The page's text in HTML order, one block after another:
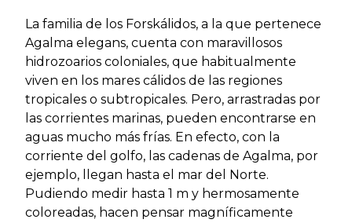
La familia de los Forskálidos, a la que pertenece
Agalma elegans, cuenta con maravillosos
hidrozoarios coloniales, que habitualmente
viven en los mares cálidos de las regiones
tropicales o subtropicales. Pero, arrastradas por
las corrientes marinas, pueden encontrarse en
aguas mucho más frías. En efecto, con la
corriente del golfo, las cadenas de Agalma, por
ejemplo, llegan hasta el mar del Norte.
Pudiendo medir hasta 1 m y hermosamente
coloreadas, hacen pensar magníficamente